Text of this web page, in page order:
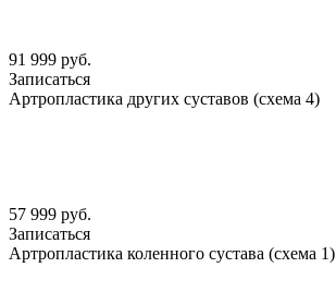
91 999 руб.
Записаться
Артропластика других суставов (схема 4)
57 999 руб.
Записаться
Артропластика коленного сустава (схема 1)